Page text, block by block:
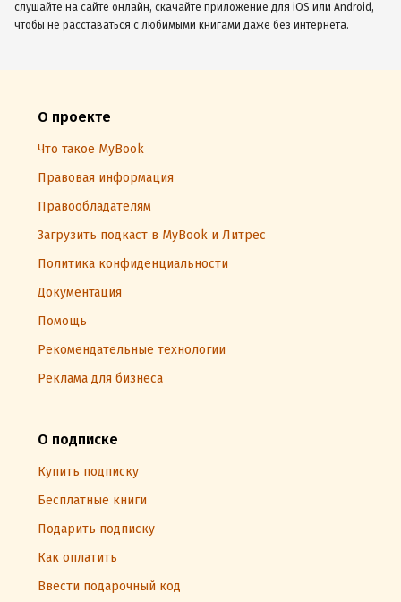
слушайте на сайте онлайн, скачайте приложение для iOS или Android,
чтобы не расставаться с любимыми книгами даже без интернета.
О проекте
Что такое MyBook
Правовая информация
Правообладателям
Загрузить подкаст в MyBook и Литрес
Политика конфиденциальности
Документация
Помощь
Рекомендательные технологии
Реклама для бизнеса
О подписке
Купить подписку
Бесплатные книги
Подарить подписку
Как оплатить
Ввести подарочный код